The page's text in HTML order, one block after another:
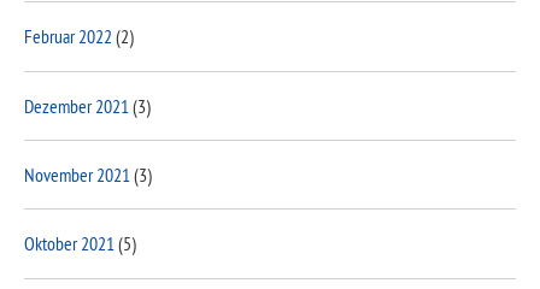
Februar 2022 (2)
Dezember 2021 (3)
November 2021(3)
Oktober 2021(5)